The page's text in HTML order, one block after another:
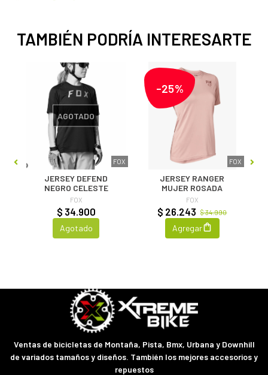
TAMBIÉN PODRÍA INTERESARTE
FOX
AGOTADO
JERSEY DEFEND
NEGRO CELESTE
FOX
$ 34.900
Agotado
-25%
FOX
JERSEY RANGER
MUJER ROSADA
FOX
$ 34.990
$ 26.243
Agregar
Ventas de bicicletas de Montaña, Pista, Bmx, Urbana y Downhill
de variados tamaños y diseños. También los mejores accesorios y
repuestos